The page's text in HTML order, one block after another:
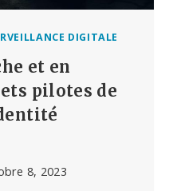
DIGITALE
et en
pilotes de
8, 2023